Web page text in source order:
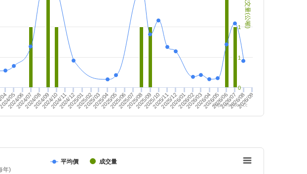
成交量(公噸)
05
2024/062024/072024/082024/092024/102024/112024/122025/012025/02
2025/032025/042025/052025/062025/072025/082025/092025/102025/112025/122026/012026/02
2026/032026/042026/052026/062026/072026/08
2026/09
0
1
1
https://twfood.cc
年)
平均價 成交量